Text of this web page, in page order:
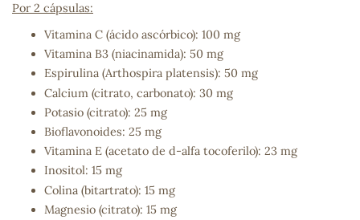
Por 2 cápsulas:
Vitamina C (ácido ascórbico): 100 mg
Vitamina B3 (niacinamida): 50 mg
Espirulina (Arthospira platensis): 50 mg
Calcium (citrato, carbonato): 30 mg
Potasio (citrato): 25 mg
Bioflavonoides: 25 mg
Vitamina E (acetato de d-alfa tocoferilo): 23 mg
Inositol: 15 mg
Colina (bitartrato): 15 mg
Magnesio (citrato): 15 mg